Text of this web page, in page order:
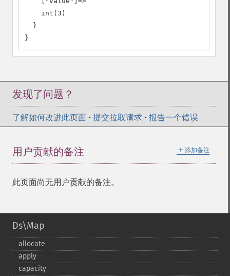
    int(3)
  }
}
发现了问题？
了解如何改进此页面 • 提交拉取请求 • 报告一个错误
＋ 添加备注
用户贡献的备注
此页面尚无用户贡献的备注。
Ds\Map
allocate
apply
capacity